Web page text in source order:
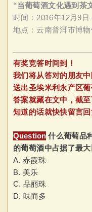
“当葡萄酒文化遇到茶
时间：2016年12月9
地点：云南普洱市博
有奖竞答时间到！
我们将从答对的朋友中
送出圣埃米利永产区葡
答案就藏在文中，截至
知道的话就快快留言回
Question 什么葡萄品
的葡萄酒中占据了最大
A. 赤霞珠
B. 美乐
C. 品丽珠
D. 味而多